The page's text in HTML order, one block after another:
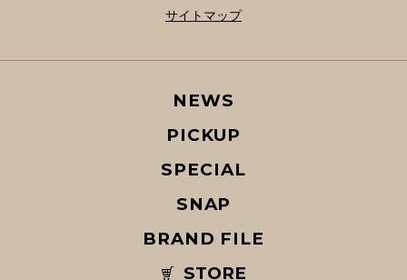
サイトマップ
NEWS
PICKUP
SPECIAL
SNAP
BRAND FILE
STORE